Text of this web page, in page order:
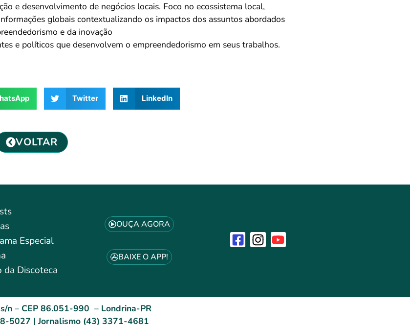
e desenvolvimento de negócios locais. Foco no ecossistema local,
globais contextualizando os impactos dos assuntos abordados
e da inovação
e políticos que desenvolvem o empreendedorismo em seus trabalhos.
Twitter LinkedIn
VOLTAR
Especial
da Discoteca
OUÇA AGORA
BAIXE O APP!
n – CEP 86.051-990 – Londrina-PR
5027 | Jornalismo (43) 3371-4681